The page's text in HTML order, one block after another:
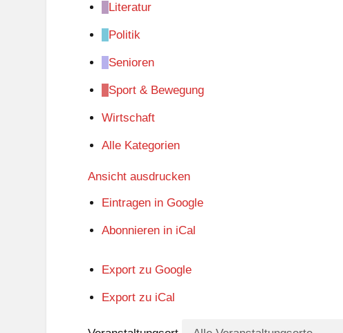
Literatur
Politik
Senioren
Sport & Bewegung
Wirtschaft
Alle Kategorien
Ansicht ausdrucken
Eintragen in Google
Abonnieren in iCal
Export zu Google
Export zu iCal